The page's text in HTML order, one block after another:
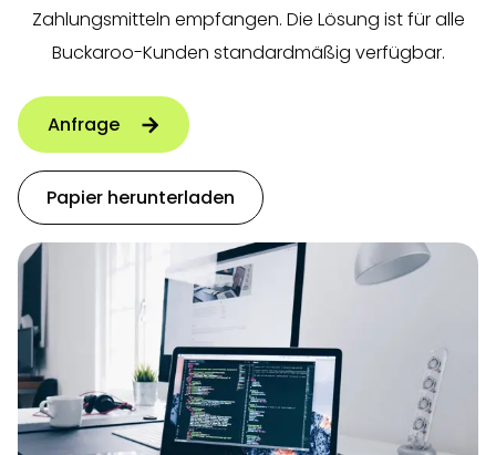
Zahlungsmitteln empfangen. Die Lösung ist für alle
Buckaroo-Kunden standardmäßig verfügbar.
Anfrage
Papier herunterladen